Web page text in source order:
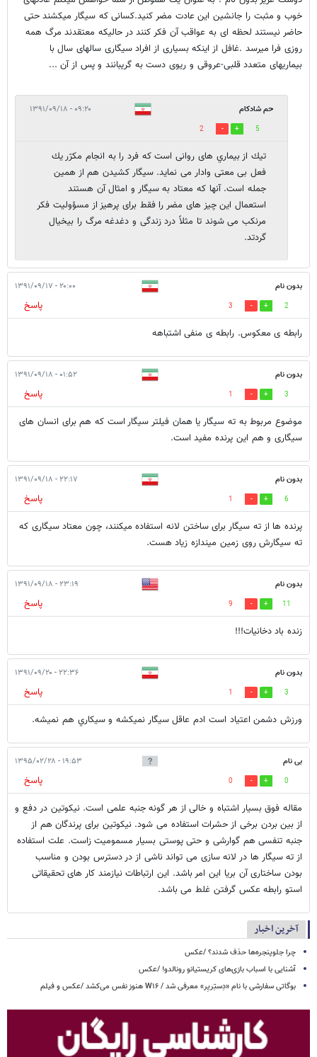
خوب و مثبت را جانشین این عادت مضر کنید.کسانی که سیگار میکشند حتی
حاضر نیستند لحظه ای به عواقب آن فکر کنند در حالیکه معتقدند مرگ همه
روزی فرا میرسد .غافل از اینکه بسیاری از افراد سیگاری سالهای سال با
بیماریهای متعدد قلبی-عروقی و ریوی دست به گریبانند و پس از آن ...
حم شادكام ۰۹:۲۰ - ۱۳۹۱/۰۹/۱۸
5
2
تيك از بيماري های روانی است كه فرد را به انجام مكرّر يك
فعل بی معتی وادار می نمايد. سيگار كشيدن هم از همين
جمله است. آنها كه معتاد به سيگار و امثال آن هستند
استعمال اين چيز های مضر را فقط برای پرهيز از مسؤوليت فكر
مرنكب می شوند تا مثلاً درد زندگی و دغدغه مرگ را بيخيال
گردتد.
بدون نام ۲۰:۰۰ - ۱۳۹۱/۰۹/۱۷
2
3
پاسخ
رابطه ی معکوس. رابطه ی منفی اشتباهه
بدون نام ۰۱:۵۲ - ۱۳۹۱/۰۹/۱۸
3
1
پاسخ
موضوع مربوط به ته سیگار یا همان فیلتر سیگار است که هم برای انسان های
سیگاری و هم این پرنده مفید است.
بدون نام ۲۲:۱۷ - ۱۳۹۱/۰۹/۱۸
6
1
پاسخ
پرنده ها از ته سیگار برای ساختن لانه استفاده میکنند، چون معتاد سیگاری که
ته سیگارش روی زمین میندازه زیاد هست.
بدون نام ۲۳:۱۹ - ۱۳۹۱/۰۹/۱۸
11
9
پاسخ
زنده باد دخانيات!!!
بدون نام ۲۲:۳۶ - ۱۳۹۱/۰۹/۲۰
3
1
پاسخ
ورزش دشمن اعتياد است ادم عاقل سيگار نميكشه و سيكاري هم نميشه.
بی نام ۱۹:۵۳ - ۱۳۹۵/۰۲/۲۸
0
0
پاسخ
مقاله فوق بسیار اشتباه و خالی از هر گونه جنبه علمی است. نیکوتین در دفع و
از بین بردن برخی از حشرات استفاده می شود. نیکوتین برای پرندگان هم از
جنبه تنفسی هم گوارشی و حتی پوستی بسیار مسمومیت زاست. علت استفاده
از ته سیگار ها در لانه سازی می تواند ناشی از در دسترس بودن و مناسب
بودن ساختاری آن بریا این امر باشد. این ارتباطات نیازمند کار های تحقیقاتی
استو رابطه عکس گرفتن غلط می باشد.
آخرین اخبار
چرا جلوپنجره‌ها حذف شدند؟ /عکس
آشنایی با اسباب‌ بازی‌های کریستیانو رونالدو! /عکس
بوگاتی سفارشی با نام «دِستِریِر» معرفی شد / W۱۶ هنوز نفس می‌کشد /عکس و فیلم